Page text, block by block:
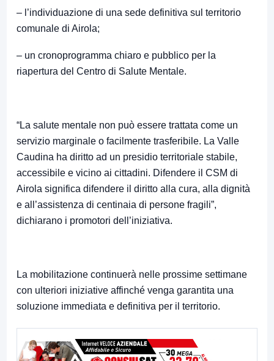
– l’individuazione di una sede definitiva sul territorio
comunale di Airola;
– un cronoprogramma chiaro e pubblico per la
riapertura del Centro di Salute Mentale.
“La salute mentale non può essere trattata come un
servizio marginale o facilmente trasferibile. La Valle
Caudina ha diritto ad un presidio territoriale stabile,
accessibile e vicino ai cittadini. Difendere il CSM di
Airola significa difendere il diritto alla cura, alla dignità
e all’assistenza di centinaia di persone fragili”,
dichiarano i promotori dell’iniziativa.
La mobilitazione continuerà nelle prossime settimane
con ulteriori iniziative affinché venga garantita una
soluzione immediata e definitiva per il territorio.